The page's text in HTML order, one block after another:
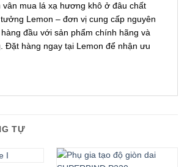
vân mua lá xạ hương khô ở đâu chất
Lemon – đơn vị cung cấp nguyên
đầu với sản phẩm chính hãng và
Đặt hàng ngay tại Lemon để nhận ưu
TỰ